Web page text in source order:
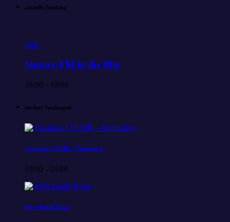
aktuelle Sendung
Pop
Sunray-FM in the Mix
18:00 - 19:00
nächste Sendungen
Anastasia ONAIR – Mottoshow
19:00 - 21:00
90’er Battle Beats